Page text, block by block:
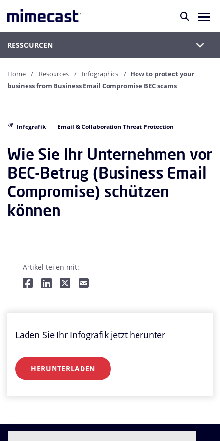
RESSOURCEN
Home Resources Infographics
How to protect your
business from Business Email Compromise BEC scams
Infografik Email & Collaboration Threat Protection
Wie Sie Ihr Unternehmen vor
BEC-Betrug (Business Email
Compromise) schützen
können
Artikel teilen mit:
Laden Sie Ihr Infografik jetzt herunter
HERUNTERLADEN